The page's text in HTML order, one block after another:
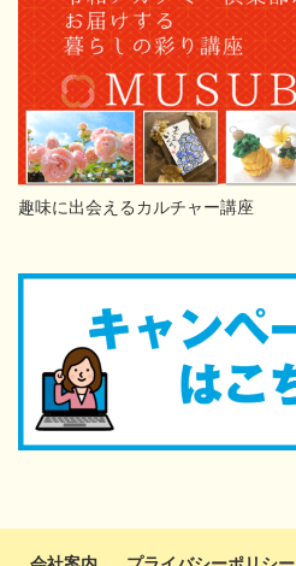
趣味に出会えるカルチャー講座